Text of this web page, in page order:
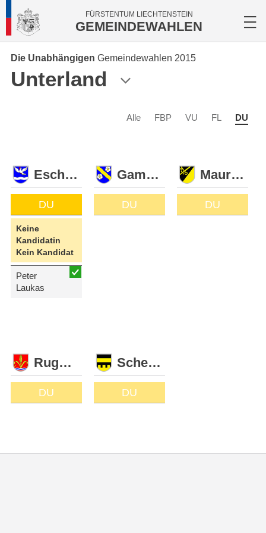
FÜRSTENTUM LIECHTENSTEIN
GEMEINDEWAHLEN
Die Unabhängigen Gemeindewahlen 2015
Unterland
Alle FBP VU FL DU
Eschen
DU
Keine
Kandidatin
Kein Kandidat
Peter
Laukas
Gamprin
DU
Mauren
DU
Ruggell
DU
Schellenberg
DU